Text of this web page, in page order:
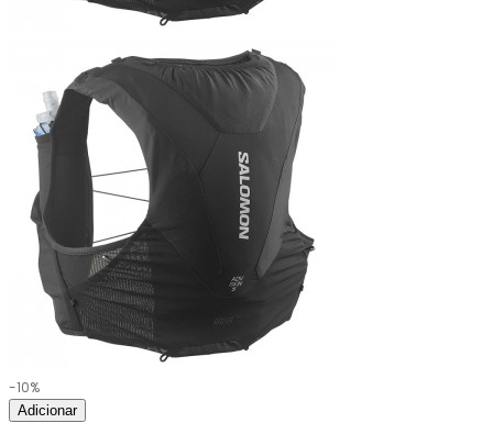
-10%
Adicionar